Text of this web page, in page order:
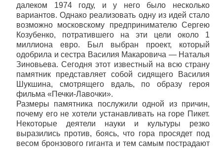
далеком 1974 году, и у него было несколько
вариантов. Однако реализовать одну из идей стало
возможно московскому предпринимателю Сергею
Козубенко, потратившего на эти цели около 1
миллиона евро. Был выбран проект, который
одобрила и сестра Василия Макаровича — Наталья
Зиновьева. Сегодня этот известный на всю страну
памятник представляет собой сидящего Василия
Шукшина, смотрящего вдаль, по образу героя
фильма «Печки-Лавочки».
Размеры памятника послужили одной из причин,
почему его не хотели устанавливать на горе Пикет.
Некоторые деятели науки и культуры резко
выразились против, боясь, что гора просядет под
весом бронзового гиганта и тем самым пострадают